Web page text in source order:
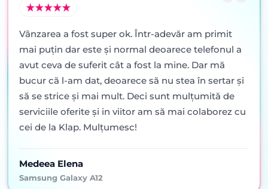
Vânzarea a fost super ok. Într-adevăr am primit
mai puţin dar este şi normal deoarece telefonul a
avut ceva de suferit cât a fost la mine. Dar mă
bucur că l-am dat, deoarece să nu stea în sertar şi
să se strice şi mai mult. Deci sunt mulţumită de
serviciile oferite şi in viitor am să mai colaborez cu
cei de la Klap. Mulţumesc!
Medeea Elena
Samsung Galaxy A12